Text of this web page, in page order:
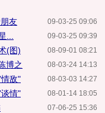
09-03-25 09:06
友
09-03-25 09:39
...
08-09-01 08:21
(图)
08-03-24 14:13
博之
08-03-03 14:27
敌"
08-01-14 18:05
情"
07-06-25 15:36